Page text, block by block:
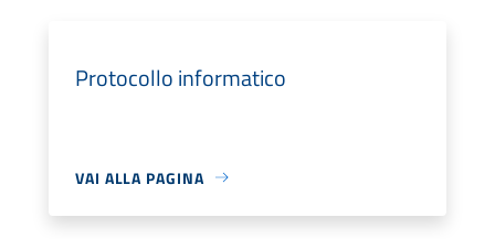
Protocollo informatico
VAI ALLA PAGINA